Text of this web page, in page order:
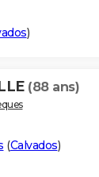
)
(88 ans)
(Calvados)